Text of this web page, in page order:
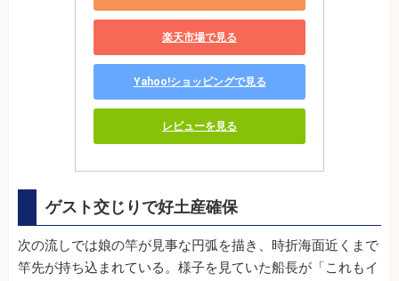
楽天市場で見る
Yahoo!ショッピングで見る
レビューを見る
ゲスト交じりで好土産確保
次の流しでは娘の竿が見事な円弧を描き、時折海面近くまで
竿先が持ち込まれている。様子を見ていた船長が「これもイ